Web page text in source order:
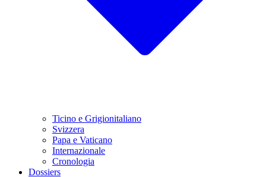
Ticino e Grigionitaliano
Svizzera
Papa e Vaticano
Internazionale
Cronologia
Dossiers